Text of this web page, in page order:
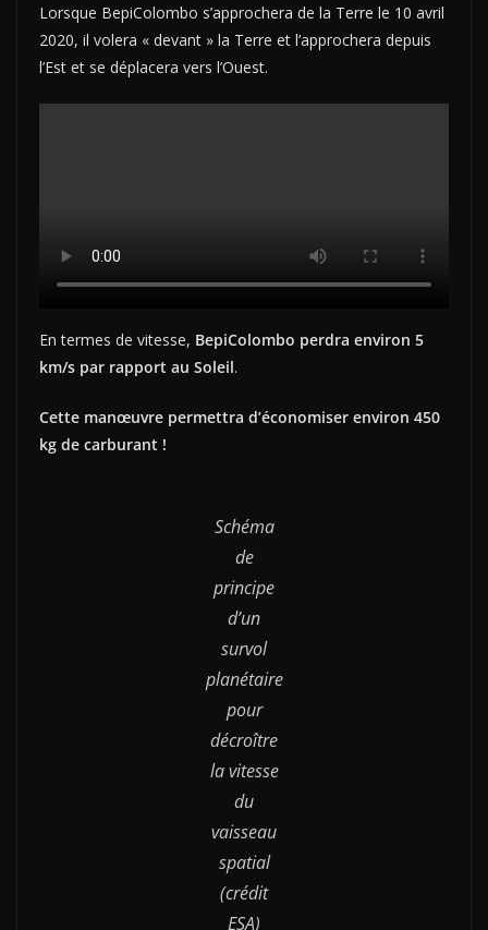
Lorsque BepiColombo s’approchera de la Terre le 10 avril
2020, il volera « devant » la Terre et l’approchera depuis
l’Est et se déplacera vers l’Ouest.
En termes de vitesse, BepiColombo perdra environ 5
km/s par rapport au Soleil.
Cette manœuvre permettra d’économiser environ 450
kg de carburant !
Schéma
de
principe
d’un
survol
planétaire
pour
décroître
la vitesse
du
vaisseau
spatial
(crédit
ESA)